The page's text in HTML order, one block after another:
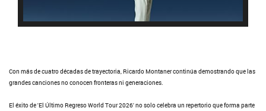
Con más de cuatro décadas de trayectoria, Ricardo Montaner continúa demostrando que las
grandes canciones no conocen fronteras ni generaciones.
El éxito de 'El Último Regreso World Tour 2026' no solo celebra un repertorio que forma parte